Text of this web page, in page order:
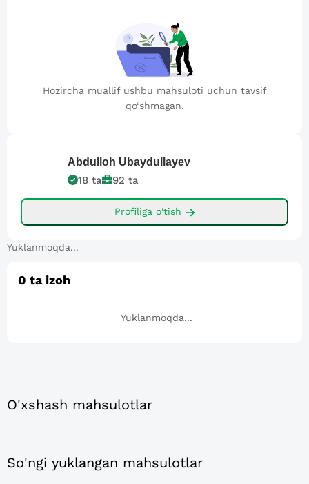
Hozircha muallif ushbu mahsuloti uchun tavsif
qo‘shmagan.
Abdulloh Ubaydullayev
18 ta 92 ta
Profiliga o'tish
Yuklanmoqda...
0 ta izoh
Yuklanmoqda...
O'xshash mahsulotlar
So'ngi yuklangan mahsulotlar